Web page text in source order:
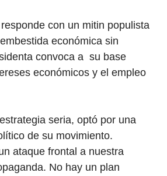
con un mitin populista
económica sin
convoca a  su base
económicos y el empleo
seria, optó por una
de su movimiento.
ataque frontal a nuestra
No hay un plan